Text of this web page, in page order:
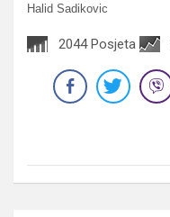
Halid Sadikovic
2044 Posjeta